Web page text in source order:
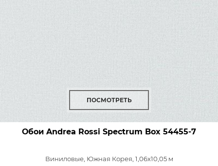
ПОСМОТРЕТЬ
Обои Andrea Rossi Spectrum Box 54455-7
Виниловые, Южная Корея, 1,06x10,05 м